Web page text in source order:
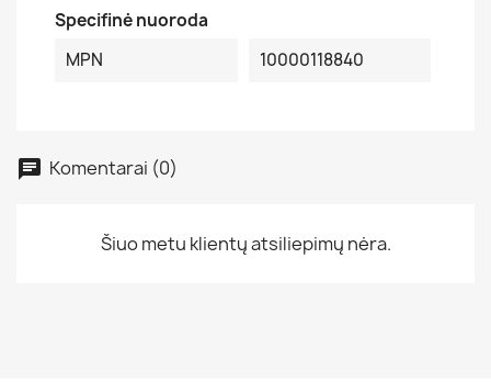
Specifinė nuoroda
MPN
10000118840
Komentarai (0)
Šiuo metu klientų atsiliepimų nėra.